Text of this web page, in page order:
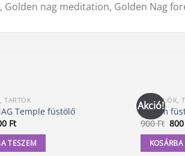
Golden nag meditation, Golden Nag
TARTÓK
Temple füstölő
Ft.
FtCurrent
is:
800 Ft.
TESZEM
Akció!
FÜSTÖLŐK,
Opium
900Ft 800